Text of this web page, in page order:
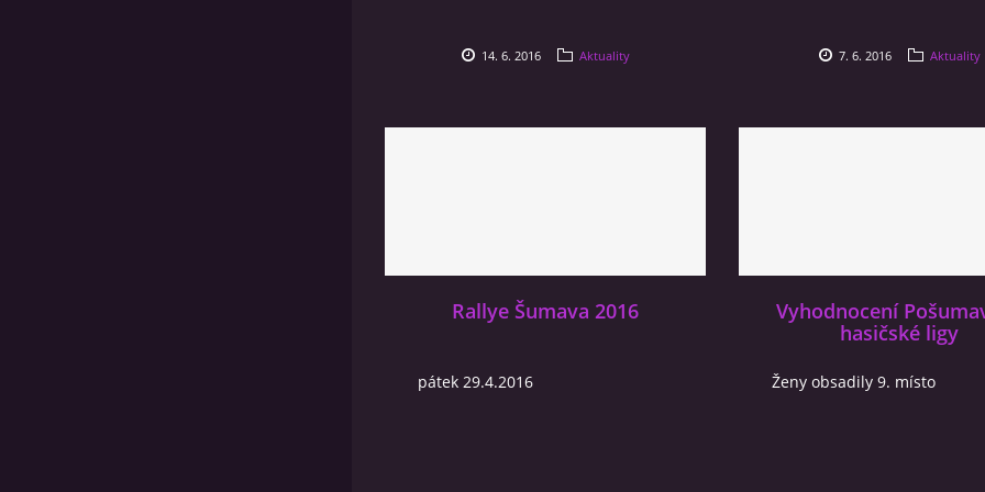
14. 6. 2016 Aktuality 7. 6. 2016 Aktuality
Rallye Šumava 2016
pátek 29.4.2016
Vyhodnocení
hasičské ligy
Ženy obsadily 9. místo